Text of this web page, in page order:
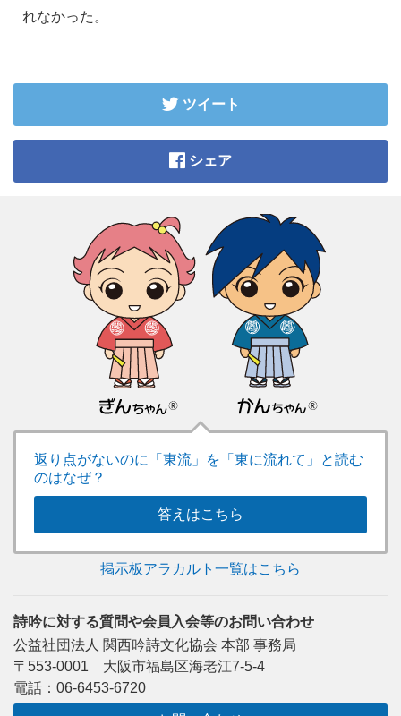
れなかった。
ツイート
シェア
返り点がないのに「東流」を「東に流れて」と読む
のはなぜ？
答えはこちら
掲示板アラカルト一覧はこちら
詩吟に対する質問や会員入会等のお問い合わせ
公益社団法人 関西吟詩文化協会 本部 事務局
〒553-0001 大阪市福島区海老江7-5-4
電話：06-6453-6720